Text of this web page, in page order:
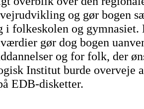
og gør bogen
i folkeskolen og gymnasiet.
gør dog bogen
og for folk, der
Institut burde overveje
EDB-disketter.